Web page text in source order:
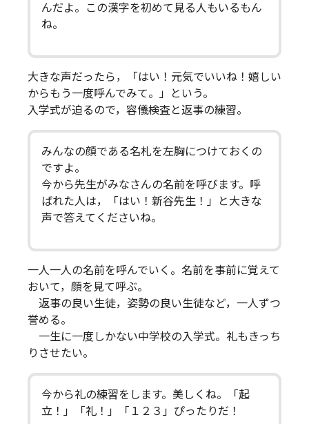
んだよ。この漢字を初めて見る人もいるもん
ね。
大きな声だったら，「はい！元気でいいね！嬉しい
からもう一度呼んでみて。」という。
入学式が迫るので，容儀検査と返事の練習。
みんなの顔である名札を左胸につけておくの
ですよ。
今から先生がみなさんの名前を呼びます。呼
ばれた人は，「はい！新谷先生！」と大きな
声で答えてくださいね。
一人一人の名前を呼んでいく。名前を事前に覚えて
おいて，顔を見て呼ぶ。
返事の良い生徒，姿勢の良い生徒など，一人ずつ
誉める。
一生に一度しかない中学校の入学式。礼もきっち
りさせたい。
今から礼の練習をします。美しくね。「起
立！」「礼！」「１２３」ぴったりだ！